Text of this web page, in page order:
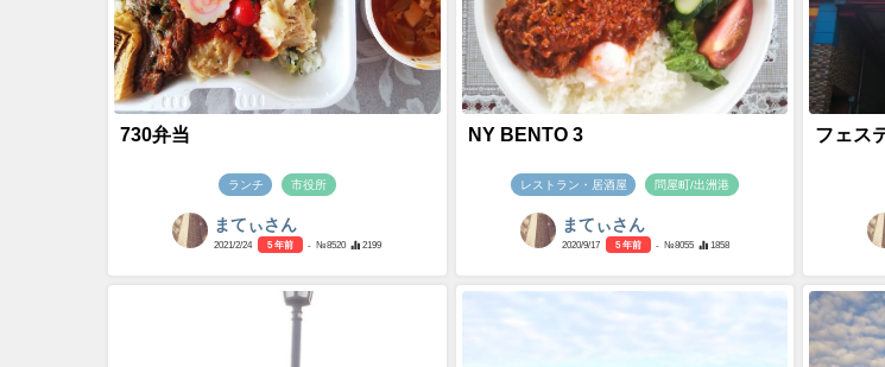
730弁当
ランチ 市役所
まてぃさん
2021/2/24 5 年前 - №8520 2199
NY BENTO 3
レストラン・居酒屋 問屋町/出洲港
まてぃさん
2020/9/17 5 年前 - №8055 1858
フェス